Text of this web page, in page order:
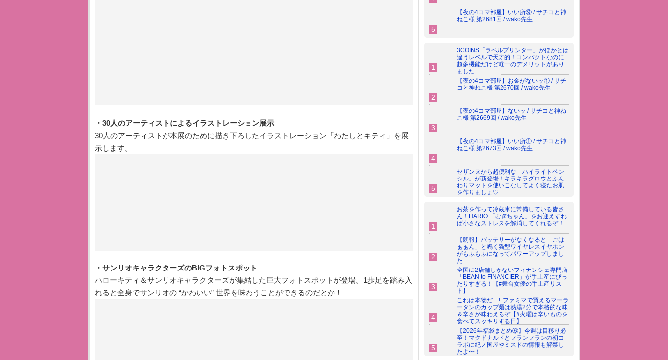
・30⼈のアーティストによるイラストレーション展示
30人のアーティストが本展のために描き下ろしたイラストレーション「わたしとキティ」を展
示します。
・サンリオキャラクターズのBIGフォトスポット
ハローキティ＆サンリオキャラクターズが集結した巨大フォトスポットが登場。1歩足を踏み入
れると全身でサンリオの “かわいい” 世界を味わうことができるのだとか！
【夜の4コマ部屋】いい所⑨ / サチコと神
ねこ様 第2681回 / wako先生
3COINS「ラベルプリンター」がほかとは
違うレベルで天才的！コンパクトなのに
超多機能だけど唯一のデメリットがあり
ました…
【夜の4コマ部屋】お金がないッ① / サチ
コと神ねこ様 第2670回 / wako先生
【夜の4コマ部屋】ないッ / サチコと神ね
こ様 第2669回 / wako先生
【夜の4コマ部屋】いい所① / サチコと神
ねこ様 第2673回 / wako先生
セザンヌから超便利な「ハイライトペン
シル」が新登場！キラキラグロウとふん
わりマットを使いこなしてよく寝たお肌
を作りましょ♡
お茶を作って冷蔵庫に常備している皆さ
ん！HARIO 「むぎちゃん」をお迎えすれ
ば小さなストレスを解消してくれるぞ！
【朗報】バッテリーがなくなると「ごは
ぁぁん」と鳴く猫型ワイヤレスイヤホン
がもふもふになってパワーアップしまし
た
全国に2店舗しかないフィナンシェ専門店
「BEAN to FINANCIER」が手土産にぴっ
たりすぎる！【#舞台女優の手土産リス
ト】
これは本物だ…!! ファミマで買えるマーラ
ータンのカップ麺は熱湯2分で本格的な味
＆辛さが味わえるぞ【#火曜は辛いものを
食べてスッキリする日】
【2026年福袋まとめ⑥】今週は目移り必
至！マクドナルドとフランフランの初コ
ラボに紀ノ国屋やミスドの情報も解禁し
たよ〜！